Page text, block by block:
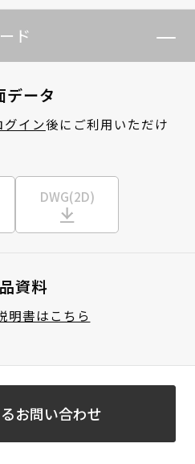
ド
データ
グイン後にご利用いただけ
DWG(2D)
資料
明書はこちら
お問い合わせ